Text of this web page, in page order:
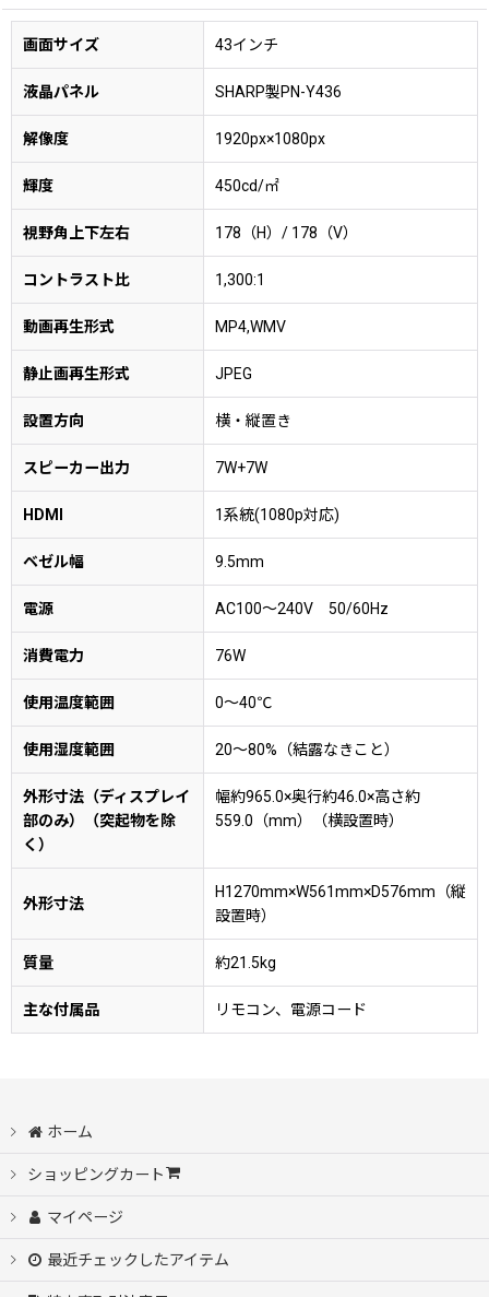
画面サイズ 43インチ
液晶パネル SHARP製PN-Y436
解像度 1920px×1080px
輝度 450cd/㎡
視野角上下左右 178（H）/ 178（V）
コントラスト比 1,300:1
動画再生形式 MP4,WMV
静止画再生形式 JPEG
設置方向 横・縦置き
スピーカー出力 7W+7W
HDMI 1系統(1080p対応)
ベゼル幅 9.5mm
電源 AC100〜240V 50/60Hz
消費電力 76W
使用温度範囲 0〜40℃
使用湿度範囲 20〜80%（結露なきこと）
外形寸法（ディスプレイ
部のみ）（突起物を除
く）
幅約965.0×奥行約46.0×高さ約
559.0（mm）（横設置時）
外形寸法
H1270mm×W561mm×D576mm（縦
設置時）
質量 約21.5kg
主な付属品 リモコン、電源コード
ホーム
ショッピングカート
マイページ
最近チェックしたアイテム